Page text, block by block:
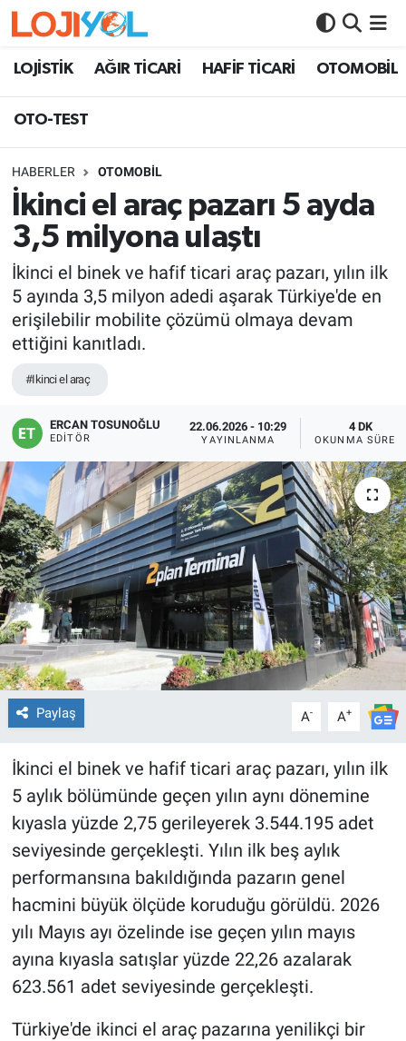
LOJİSTİK AĞIR TİCARİ HAFİF TİCARİ OTOMOBİL
OTO-TEST
HABERLER OTOMOBİL
İkinci el araç pazarı 5 ayda
3,5 milyona ulaştı
İkinci el binek ve hafif ticari araç pazarı, yılın ilk
5 ayında 3,5 milyon adedi aşarak Türkiye'de en
erişilebilir mobilite çözümü olmaya devam
ettiğini kanıtladı.
#Ikinci el araç
ERCAN TOSUNOĞLU
EDITÖR
22.06.2026 - 10:29
YAYINLANMA
4 DK
OKUNMA SÜRESI
Paylaş A- A+
İkinci el binek ve hafif ticari araç pazarı, yılın ilk
5 aylık bölümünde geçen yılın aynı dönemine
kıyasla yüzde 2,75 gerileyerek 3.544.195 adet
seviyesinde gerçekleşti. Yılın ilk beş aylık
performansına bakıldığında pazarın genel
hacmini büyük ölçüde koruduğu görüldü. 2026
yılı Mayıs ayı özelinde ise geçen yılın mayıs
ayına kıyasla satışlar yüzde 22,26 azalarak
623.561 adet seviyesinde gerçekleşti.
Türkiye'de ikinci el araç pazarına yenilikçi bir
OTO-TEST